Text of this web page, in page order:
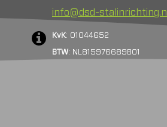
info@dsd-stalinrichting.nl
KvK: 01044652
BTW: NL815976689B01